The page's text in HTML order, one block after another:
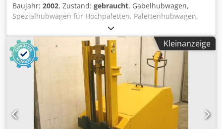
Baujahr: 2002, Zustand: gebraucht, Gabelhubwagen,
Spezialhubwagen für Hochpaletten, Palettenhubwagen,
Hubwagen -Tragkraft: 2000 kg -Mass eingefahren: 195 mm
-Mass ausgefahren: 320 mm -Gabellänge: 1010 mm
Dkodpob A H Twofx Agtsr -Gabelmass aussen: 665 mm -
Gabelmass innen: 345 mm -Eigengewicht: 105 kg
Kleinanzeige